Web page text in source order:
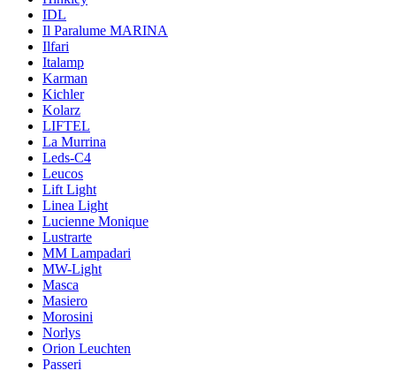
IDL
Il Paralume MARINA
Ilfari
Italamp
Karman
Kichler
Kolarz
LIFTEL
La Murrina
Leds-C4
Leucos
Lift Light
Linea Light
Lucienne Monique
Lustrarte
MM Lampadari
MW-Light
Masca
Masiero
Morosini
Norlys
Orion Leuchten
Passeri